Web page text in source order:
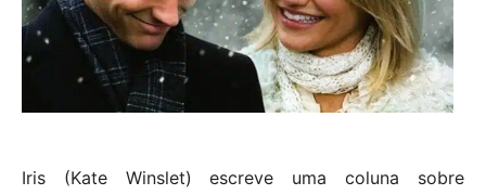
Iris (Kate Winslet) escreve uma coluna sobre